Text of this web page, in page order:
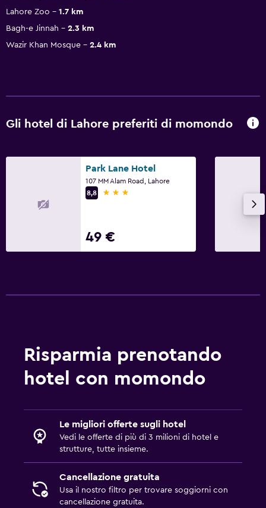
Lahore Zoo
1.7 km
Bagh-e Jinnah
2.3 km
Wazir Khan Mosque
2.4 km
Gli hotel di Lahore preferiti di momondo
Park Lane Hotel
107 MM Alam Road, Lahore
8,8
3 stelle
49 €
Risparmia prenotando
hotel con momondo
Le migliori offerte sugli hotel
Vedi le offerte di più di 3 milioni di hotel e
strutture, tutte insieme.
Cancellazione gratuita
Usa il nostro filtro per trovare soggiorni con
cancellazione gratuita.